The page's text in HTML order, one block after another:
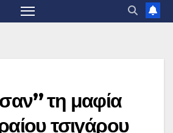
τη μαφία
τσιγάρου